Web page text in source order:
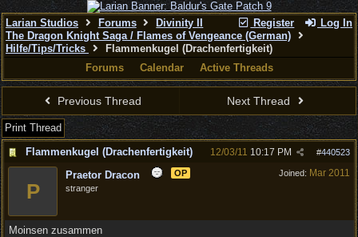
Register Log In
Larian Studios Forums
Divinity II
The Dragon Knight Saga / Flames of Vengeance (German)
Hilfe/Tips/Tricks
Flammenkugel (Drachenfertigkeit)
Forums
Calendar Active Threads
Previous Thread Next Thread
Print Thread
Flammenkugel (Drachenfertigkeit)
#440523
12/03/11 10:17 PM
Joined: Mar 2011
P
Praetor Dracon
OP
stranger
Moinsen zusammen